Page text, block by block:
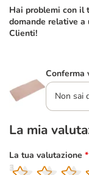
Hai problemi con il
domande relative
Clienti!
Conferma
Non sai
La mia
La tua valutazione *
1
2
3
4
5